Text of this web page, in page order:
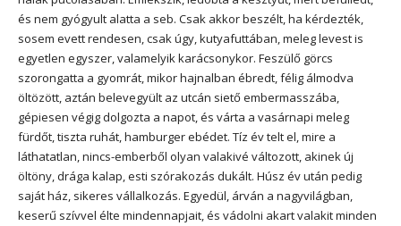
és nem gyógyult alatta a seb. Csak akkor beszélt, ha kérdezték,
sosem evett rendesen, csak úgy, kutyafuttában, meleg levest is
egyetlen egyszer, valamelyik karácsonykor. Feszülő görcs
szorongatta a gyomrát, mikor hajnalban ébredt, félig álmodva
öltözött, aztán belevegyült az utcán siető embermasszába,
gépiesen végig dolgozta a napot, és várta a vasárnapi meleg
fürdőt, tiszta ruhát, hamburger ebédet. Tíz év telt el, mire a
láthatatlan, nincs-emberből olyan valakivé változott, akinek új
öltöny, drága kalap, esti szórakozás dukált. Húsz év után pedig
saját ház, sikeres vállalkozás. Egyedül, árván a nagyvilágban,
keserű szívvel élte mindennapjait, és vádolni akart valakit minden